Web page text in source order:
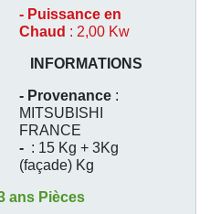
- Puissance en
Chaud : 2,00 Kw
INFORMATIONS
- Provenance :
MITSUBISHI
FRANCE
- : 15 Kg + 3Kg
(façade) Kg
ans Pièces